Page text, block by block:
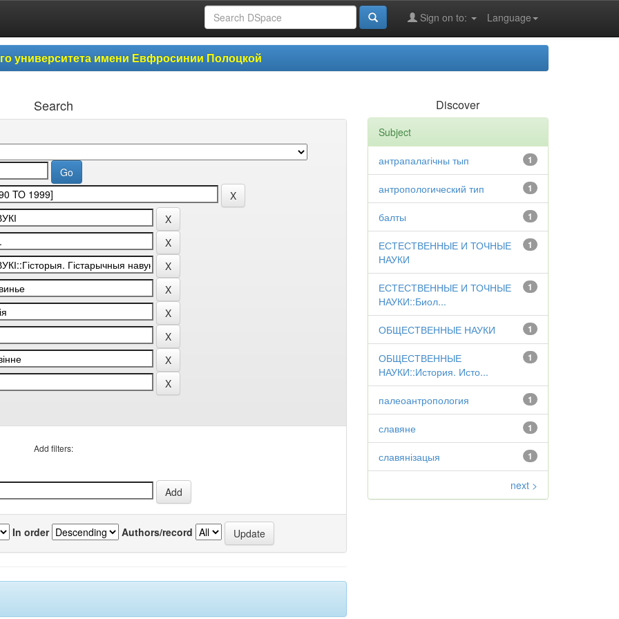
Language
Sign on to:
университета имени Евфросинии Полоцкой
Search
Add filters:
In order Authors/record
Discover
Subject
1
антрапалагічны тып
1
антропологический тип
1
балты
1
ЕСТЕСТВЕННЫЕ И ТОЧНЫЕ
НАУКИ
1
ЕСТЕСТВЕННЫЕ И ТОЧНЫЕ
НАУКИ::Биол...
1
ОБЩЕСТВЕННЫЕ НАУКИ
1
ОБЩЕСТВЕННЫЕ
НАУКИ::История. Исто...
1
палеоантропология
1
славяне
1
славянізацыя
next >